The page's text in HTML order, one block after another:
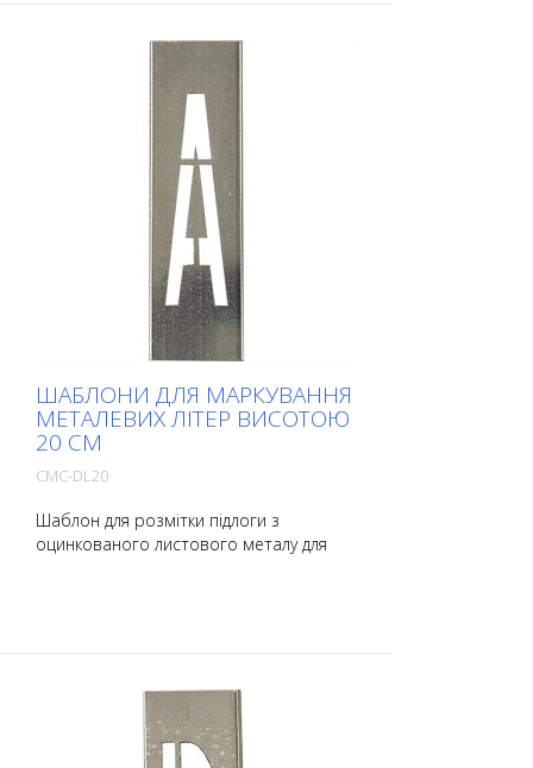
ШАБЛОНИ ДЛЯ МАРКУВАННЯ
МЕТАЛЕВИХ ЛІТЕР ВИСОТОЮ
20 СМ
CMC-DL20
Шаблон для розмітки підлоги з
оцинкованого листового металу для